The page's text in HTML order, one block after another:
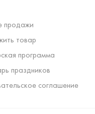
продажи
товар
программа
праздников
соглашение